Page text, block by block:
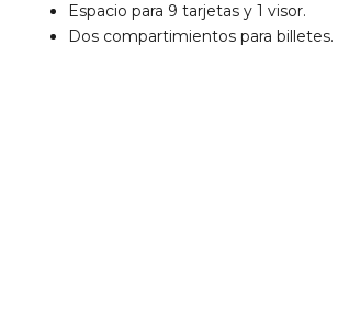
Espacio para 9 tarjetas y 1 visor.
Dos compartimientos para billetes.